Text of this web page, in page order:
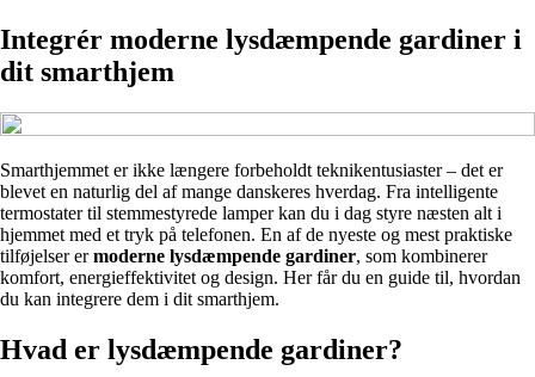
Integrér moderne lysdæmpende gardiner i
dit smarthjem
Smarthjemmet er ikke længere forbeholdt teknikentusiaster – det er
blevet en naturlig del af mange danskeres hverdag. Fra intelligente
termostater til stemmestyrede lamper kan du i dag styre næsten alt i
hjemmet med et tryk på telefonen. En af de nyeste og mest praktiske
tilføjelser ermoderne lysdæmpende gardiner, som kombinerer
komfort, energieffektivitet og design. Her får du en guide til, hvordan
du kan integrere dem i dit smarthjem.
Hvad er lysdæmpende gardiner?